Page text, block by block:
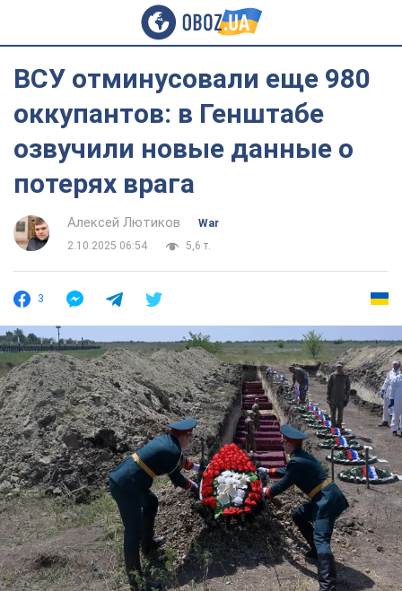
ВСУ отминусовали еще 980
оккупантов: в Генштабе
озвучили новые данные о
потерях врага
Алексей Лютиков
War
2.10.2025 06:54
5,6 т.
3